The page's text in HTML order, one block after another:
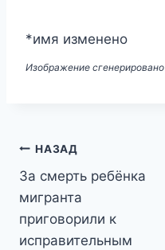
*имя изменено
Изображение
Навигация
по
записям
НАЗАД
За смерть ребёнка
мигранта
приговорили к
исправительным